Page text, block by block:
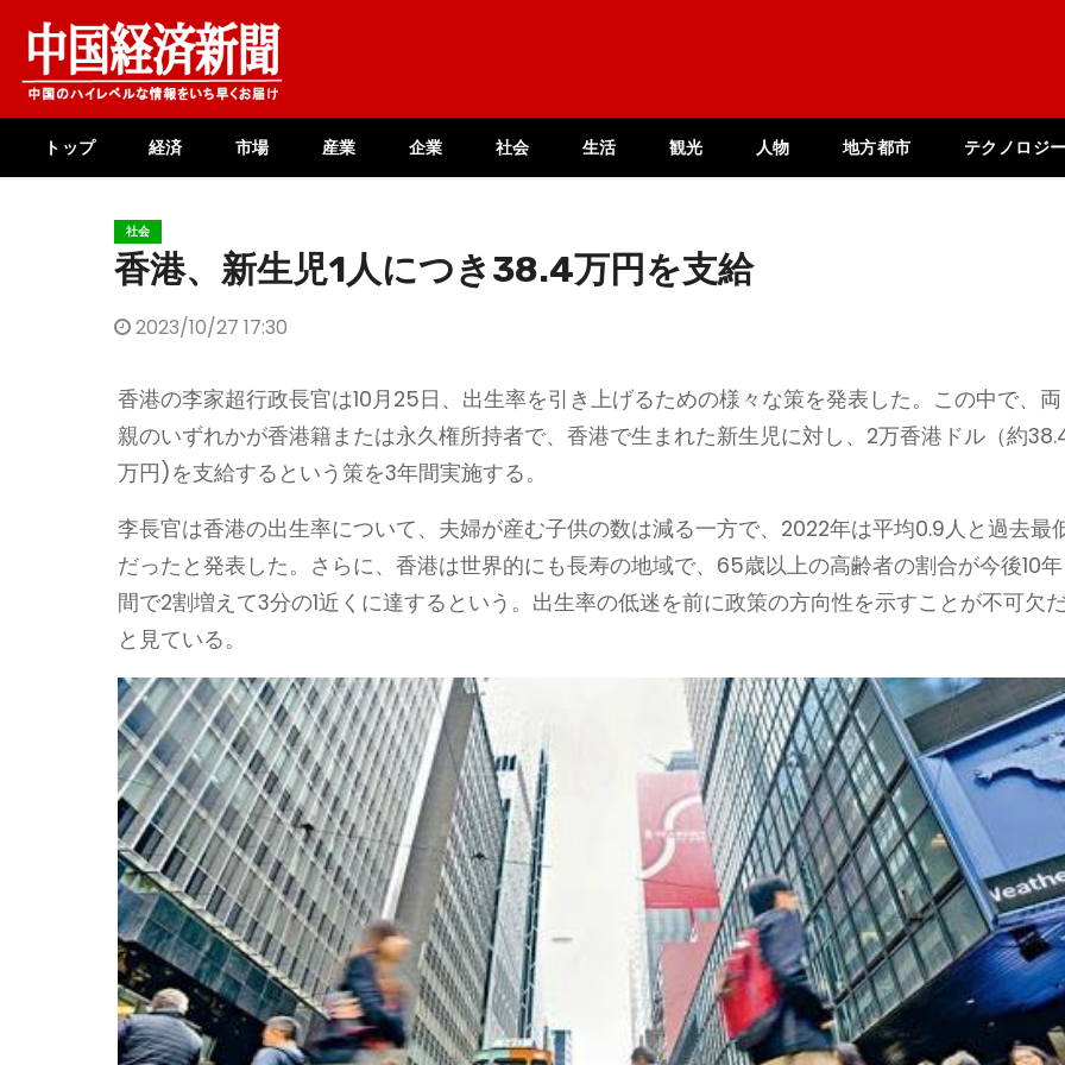
content
トップ 経済 市場 産業 企業 社会 生活 観光 人物 地方都市 テクノロジ
社会
香港、新生児1人につき38.4万円を支給
2023/10/27 17:30
香港の李家超行政長官は10月25日、出生率を引き上げるための様々な策を発表した。この中で、両
親のいずれかが香港籍または永久権所持者で、香港で生まれた新生児に対し、2万香港ドル（約
万円)を支給するという策を3年間実施する。
李長官は香港の出生率について、夫婦が産む子供の数は減る一方で、2022年は平均0.9人と過去最
だったと発表した。さらに、香港は世界的にも長寿の地域で、65歳以上の高齢者の割合が今後10年
間で2割増えて3分の1近くに達するという。出生率の低迷を前に政策の方向性を示すことが不可欠
と見ている。